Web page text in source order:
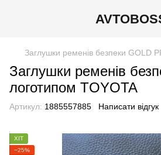
Заглушки ременів безпеки GOLD
Заглушки ременів
логотипом TOYOTA
Артикул: 1885557885 Написати відгук
ХІТ
−25%